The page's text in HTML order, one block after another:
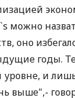
можно
оно
годы.
и
выше",-